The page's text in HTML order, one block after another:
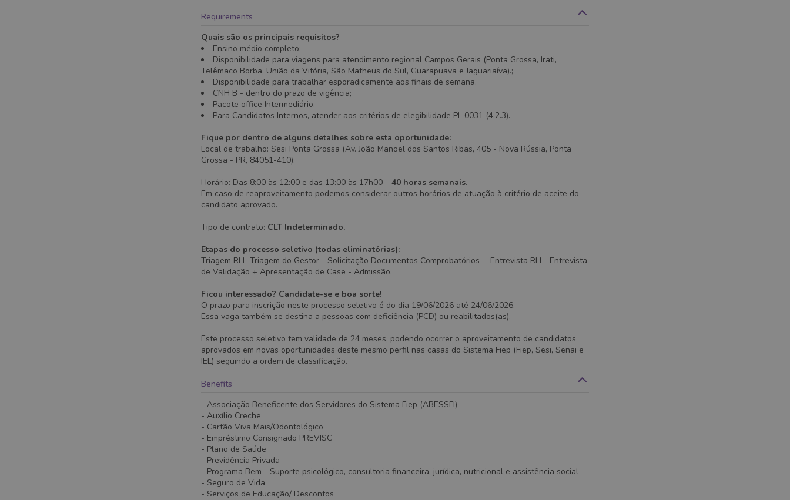
Requirements
Quais são os principais requisitos?
Ensino médio completo;
Disponibilidade para viagens para atendimento regional Campos Gerais (Ponta Grossa, Irati,
Telêmaco Borba, União da Vitória, São Matheus do Sul, Guarapuava e Jaguariaíva).;
Disponibilidade para trabalhar esporadicamente aos finais de semana.
CNH B - dentro do prazo de vigência;
Pacote office Intermediário.
Para Candidatos Internos, atender aos critérios de elegibilidade PL 0031 (4.2.3).
Fique por dentro de alguns detalhes sobre esta oportunidade:
Local de trabalho: Sesi Ponta Grossa (Av. João Manoel dos Santos Ribas, 405 - Nova Rússia, Ponta
Grossa - PR, 84051-410).
Horário: Das 8:00 às 12:00 e das 13:00 às 17h00 – 40 horas semanais.
Em caso de reaproveitamento podemos considerar outros horários de atuação à critério de aceite do
candidato aprovado.
Tipo de contrato: CLT Indeterminado.
Etapas do processo seletivo (todas eliminatórias):
Triagem RH -Triagem do Gestor - Solicitação Documentos Comprobatórios - Entrevista RH - Entrevista
de Validação + Apresentação de Case - Admissão.
Ficou interessado? Candidate-se e boa sorte!
O prazo para inscrição neste processo seletivo é do dia 19/06/2026 até 24/06/2026.
Essa vaga também se destina a pessoas com deficiência (PCD) ou reabilitados(as).
Este processo seletivo tem validade de 24 meses, podendo ocorrer o aproveitamento de candidatos
aprovados em novas oportunidades deste mesmo perfil nas casas do Sistema Fiep (Fiep, Sesi, Senai e
IEL) seguindo a ordem de classificação.
Benefits
- Associação Beneficente dos Servidores do Sistema Fiep (ABESSFI)
- Auxílio Creche
- Cartão Viva Mais/Odontológico
- Empréstimo Consignado PREVISC
- Plano de Saúde
- Previdência Privada
- Programa Bem - Suporte psicológico, consultoria financeira, jurídica, nutricional e assistência social
- Seguro de Vida
- Serviços de Educação/ Descontos